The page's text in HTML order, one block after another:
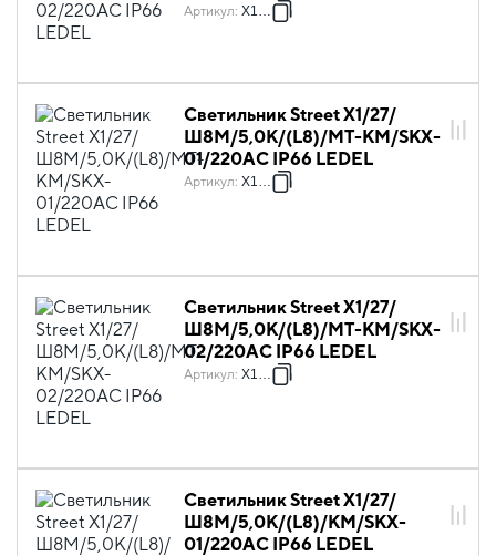
Артикул: X1047
Светильник Street X1/27/
Ш8M/5,0К/(L8)/MT-КМ/SKX-
01/220AC IP66 LEDEL
Артикул: X1050
Светильник Street X1/27/
Ш8M/5,0К/(L8)/MT-KM/SKX-
02/220AC IP66 LEDEL
Артикул: X1051
Светильник Street X1/27/
Ш8M/5,0К/(L8)/КМ/SKX-
01/220AC IP66 LEDEL